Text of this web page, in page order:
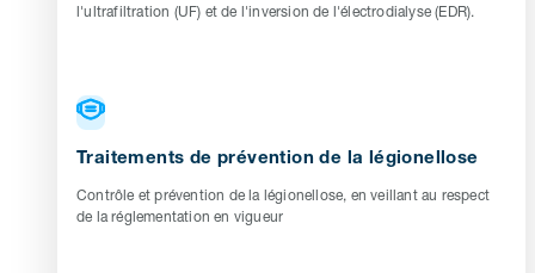
l'ultrafiltration (UF) et de l'inversion de l'électrodialyse (EDR).
Traitements de prévention de la légionellose
Contrôle et prévention de la légionellose, en veillant au respect
de la réglementation en vigueur